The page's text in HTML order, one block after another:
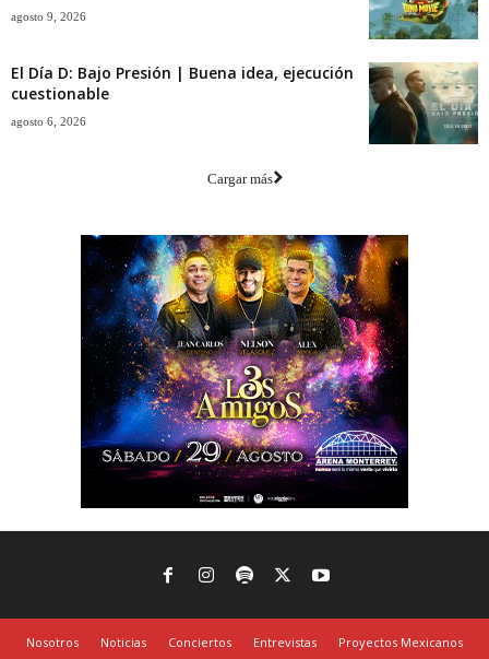
agosto 9, 2026
El Día D: Bajo Presión | Buena idea, ejecución
cuestionable
agosto 6, 2026
Cargar más
Nosotros Noticias Conciertos Entrevistas Proyectos Mexicanos